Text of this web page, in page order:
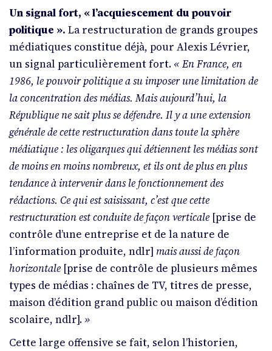
Un signal fort, «l’acquiescement du pouvoir
politique ». La restructuration de grands groupes
médiatiques constitue déjà, pour Alexis Lévrier,
un signal particulièrement fort. « En France, en
1986, le pouvoir politique a su imposer une limitation de
la concentration des médias. Mais aujourd’hui, la
République ne sait plus se défendre. Il y a une extension
générale de cette restructuration dans toute la sphère
médiatique : les oligarques qui détiennent les médias sont
de moins en moins nombreux, et ils ont de plus en plus
tendance à intervenir dans le fonctionnement des
rédactions. Ce qui est saisissant, c’est que cette
restructuration est conduite de façon verticale [prise de
contrôle d’une entreprise et de la nature de
l’information produite, ndlr] mais aussi de façon
horizontale [prise de contrôle de plusieurs mêmes
types de médias : chaînes de TV, titres de presse,
maison d’édition grand public ou maison d’édition
scolaire, ndlr].»
Cette large offensive se fait, selon l’historien,